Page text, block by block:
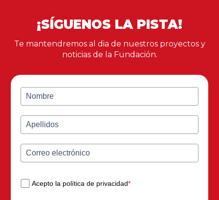
¡SÍGUENOS LA PISTA!
Te mantendremos al dia de nuestros proyectos y
noticias de la Fundación.
Acepto la política de privacidad*